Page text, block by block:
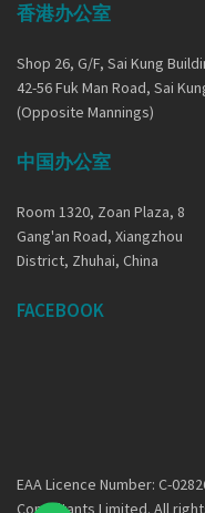
香港办公室
Shop 26, G/F, Sai Kung
42-56 Fuk Man Road, Sai
(Opposite Mannings)
中国办公室
Room 1320, Zoan Plaza, 8
Gang'an Road, Xiangzhou
District, Zhuhai, China
FACEBOOK
EAA Licence Number: C-
Consultants Limited. All